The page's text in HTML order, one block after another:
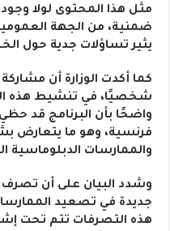
مثل هذا المحتوى لولا
ضمنية، من الجهة
يثير تساؤلات جدية حول
كما أكدت الوزارة أن
شخصيًا، في تنشيط هذه
واضحًا بأن البرنامج قد
فرنسية، وهو ما يتعارض
والممارسات الدبلوماسية
وشدد البيان على أن تصرف
جديدة في تصعيد
هذه التصرفات تتم تحت